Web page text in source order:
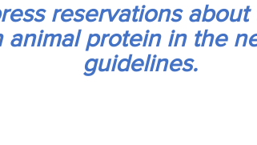
reservations
animal protein in the
guidelines.